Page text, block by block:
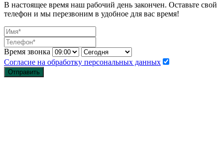
В настоящее время наш рабочий день закончен. Оставьте свой
телефон и мы перезвоним в удобное для вас время!
Время звонка
Согласие на обработку персональных данных
Отправить